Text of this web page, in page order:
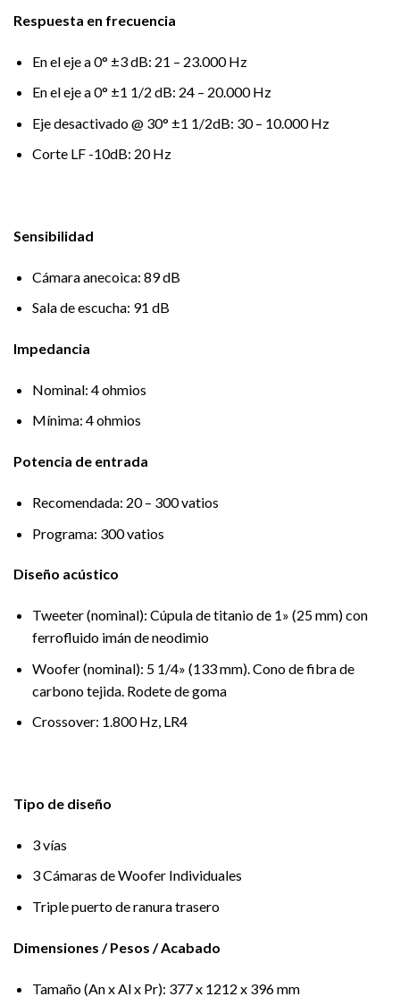
Respuesta en frecuencia
En el eje a 0° ±3 dB: 21 – 23.000 Hz
En el eje a 0° ±1 1/2 dB: 24 – 20.000 Hz
Eje desactivado @ 30° ±1 1/2dB: 30 – 10.000 Hz
Corte LF -10dB: 20 Hz
Sensibilidad
Cámara anecoica: 89 dB
Sala de escucha: 91 dB
Impedancia
Nominal: 4 ohmios
Mínima: 4 ohmios
Potencia de entrada
Recomendada: 20 – 300 vatios
Programa: 300 vatios
Diseño acústico
Tweeter (nominal): Cúpula de titanio de 1» (25 mm) con
ferrofluido imán de neodimio
Woofer (nominal): 5 1/4» (133 mm). Cono de fibra de
carbono tejida. Rodete de goma
Crossover: 1.800 Hz, LR4
Tipo de diseño
3 vías
3 Cámaras de Woofer Individuales
Triple puerto de ranura trasero
Dimensiones / Pesos / Acabado
Tamaño (An x Al x Pr): 377 x 1212 x 396 mm